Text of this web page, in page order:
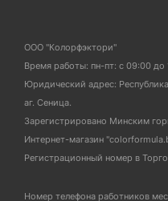
ООО "Колорфэктори"
Время работы: пн-пт: с 09:00
Юридический адрес:
аг. Сеница.
Зарегистрировано Минским
Интернет-магазин
Регистрационный номер в
Номер телефона работников